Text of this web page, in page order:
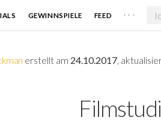
GEWINNSPIELE FEED . . .
erstellt am 24.10.2017,